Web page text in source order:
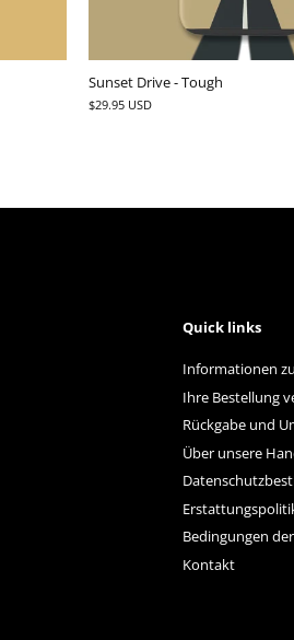
Sunset Drive - Tough
$29.95 USD
Quick links
Informationen
Ihre Bestellung
Rückgabe und
Über unsere
Bedingungen
Kontakt